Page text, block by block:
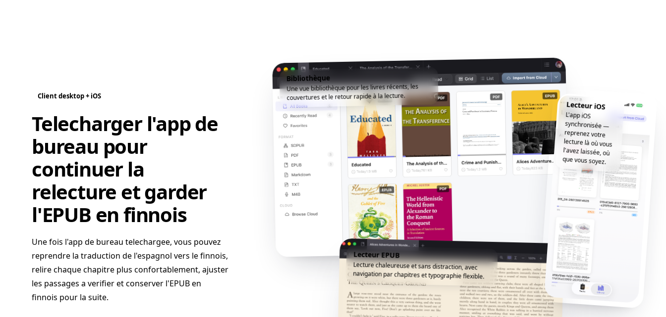
Client desktop + iOS
Telecharger l'app de
bureau pour
continuer la
relecture et garder
l'EPUB en finnois
Une fois l'app de bureau telechargee, vous pouvez
reprendre la traduction de l'espagnol vers le finnois,
relire chaque chapitre plus confortablement, ajuster
les passages a verifier et conserver l'EPUB en
finnois pour la suite.
Bibliothèque
Une vue bibliothèque pour les livres récents, les
couvertures et le retour rapide à la lecture.
Lecteur EPUB
Lecture chaleureuse et sans distraction, avec
navigation par chapitres et typographie flexible.
Lecteur iOS
L'app iOS
synchronisée —
reprenez votre
lecture là où vous
l'avez laissée, où
que vous soyez.